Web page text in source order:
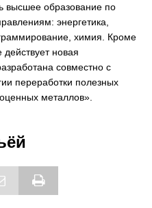
высшее образование по
энергетика,
химия. Кроме
действует новая
совместно с
переработки полезных
металлов».